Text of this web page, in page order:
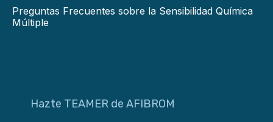
Preguntas Frecuentes sobre la Sensibilidad Química
Múltiple
Hazte TEAMER de AFIBROM